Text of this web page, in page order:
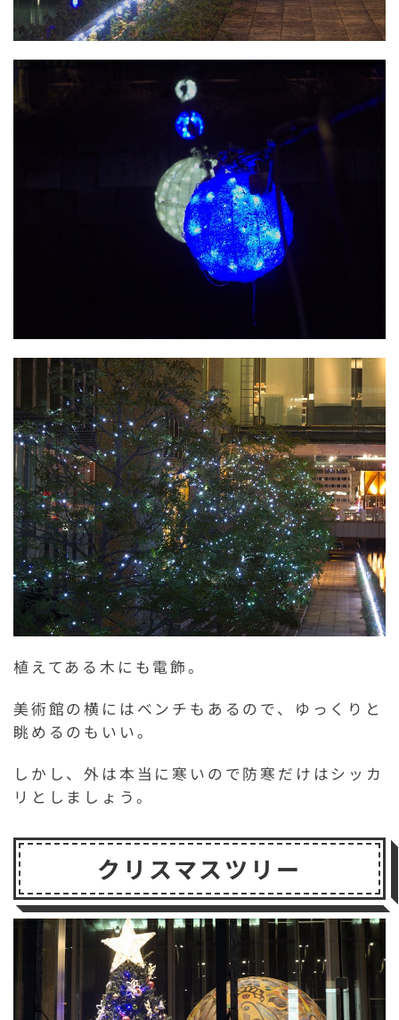
植えてある木にも電飾。
美術館の横にはベンチもあるので、ゆっくりと
眺めるのもいい。
しかし、外は本当に寒いので防寒だけはシッカ
リとしましょう。
クリスマスツリー